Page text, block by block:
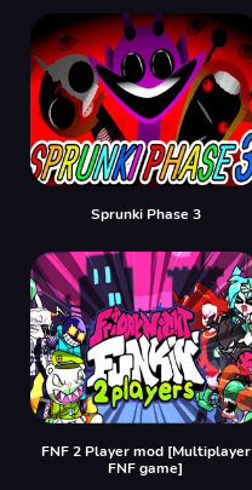
Sprunki Phase 3
FNF 2 Player mod [Multiplayer
FNF game]